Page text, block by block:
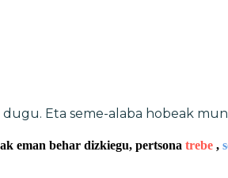
Eta seme-alaba hobeak
eman behar dizkiegu, pertsona trebe ,